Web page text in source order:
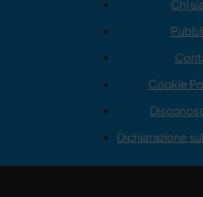
Chi
Cookie
Dichiarazione